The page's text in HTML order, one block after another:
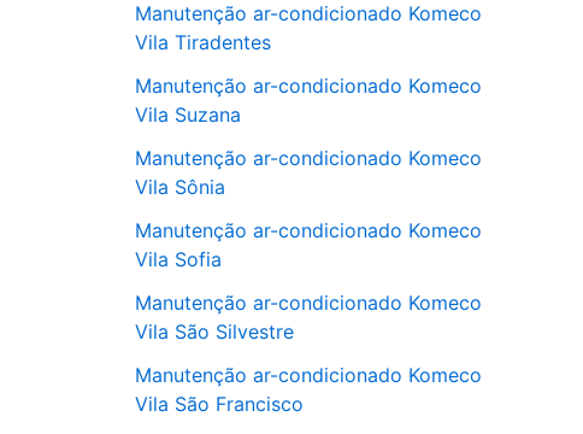
Manutenção ar-condicionado Komeco
Vila Tiradentes
Manutenção ar-condicionado Komeco
Vila Suzana
Manutenção ar-condicionado Komeco
Vila Sônia
Manutenção ar-condicionado Komeco
Vila Sofia
Manutenção ar-condicionado Komeco
Vila São Silvestre
Manutenção ar-condicionado Komeco
Vila São Francisco